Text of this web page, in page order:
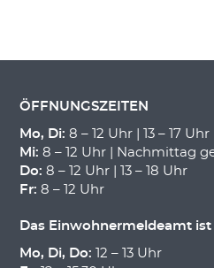
ÖFFNUNGSZEITEN
Mo, Di: 8 – 12 Uhr | 13 – 17 Uhr
Mi: 8 – 12 Uhr | Nachmittag
Do: 8 – 12 Uhr | 13 – 18 Uhr
Fr: 8 – 12 Uhr
Das Einwohnermeldeamt
Mo, Di, Do: 12 – 13 Uhr